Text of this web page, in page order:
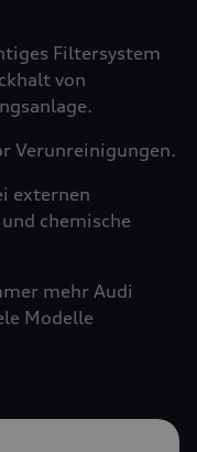
Filtersystem
von
Verunreinigungen.
externen
chemische
mehr Audi
Modelle